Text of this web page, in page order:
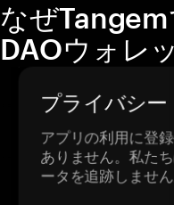
なぜ
DAOウォレ
プライバシー
アプリの利用に登
ありません。私た
ータを追跡しません